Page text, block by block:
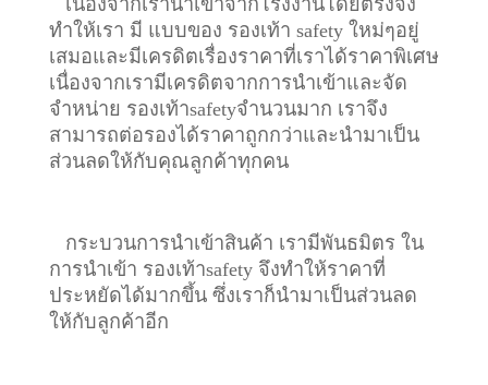
ทำให้เรา มี แบบของ รองเท้า safety ใหม่ๆอยู่
เสมอและมีเครดิตเรื่องราคาที่เราได้ราคาพิเศษ
เนื่องจากเรามีเครดิตจากการนำเข้าและจัด
จำหน่าย รองเท้าsafetyจำนวนมาก เราจึง
สามารถต่อรองได้ราคาถูกกว่าและนำมาเป็น
ส่วนลดให้กับคุณลูกค้าทุกคน
กระบวนการนำเข้าสินค้า เรามีพันธมิตร ใน
การนำเข้า รองเท้าsafety จึงทำให้ราคาที่
ประหยัดได้มากขึ้น ซึ่งเราก็นำมาเป็นส่วนลด
ให้กับลูกค้าอีก